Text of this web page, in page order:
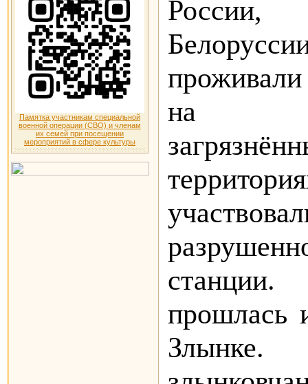
Памятка участникам специальной
военной операции (СВО) и членам
их семей при посещении
мероприятий в сфере культуры
на
станции.
прошлась